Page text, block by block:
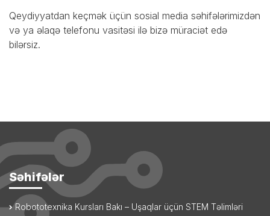
Qeydiyyatdan keçmək üçün sosial media səhifələrimizdən
və ya əlaqə telefonu vasitəsi ilə bizə müraciət edə
bilərsiz.
Səhifələr
Robototexnika Kursları Bakı – Uşaqlar üçün STEM Təlimləri